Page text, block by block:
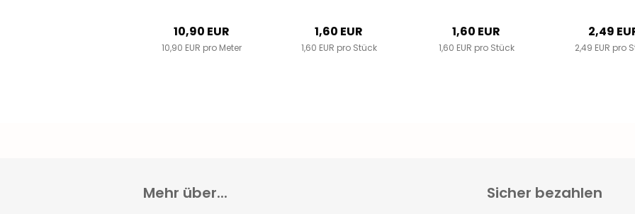
10,90 EUR
10,90 EUR pro Meter
Farbauswahl...
1,60 EUR
1,60 EUR pro Stück
Farbauswahl
1,60 EUR
1,60 EUR pro Stück
2,49
2,49 EUR pro
Mehr über... Sicher bezahlen